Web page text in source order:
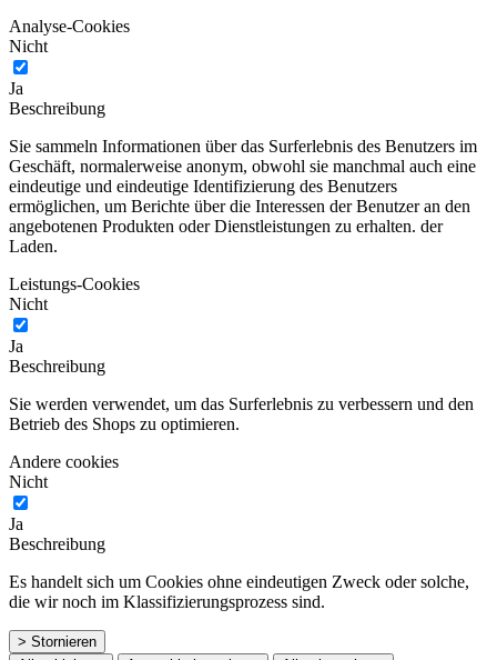
Analyse-Cookies
Nicht
Ja
Beschreibung
Sie sammeln Informationen über das Surferlebnis des Benutzers im
Geschäft, normalerweise anonym, obwohl sie manchmal auch eine
eindeutige und eindeutige Identifizierung des Benutzers
ermöglichen, um Berichte über die Interessen der Benutzer an den
angebotenen Produkten oder Dienstleistungen zu erhalten. der
Laden.
Leistungs-Cookies
Nicht
Ja
Beschreibung
Sie werden verwendet, um das Surferlebnis zu verbessern und den
Betrieb des Shops zu optimieren.
Andere cookies
Nicht
Ja
Beschreibung
Es handelt sich um Cookies ohne eindeutigen Zweck oder solche,
die wir noch im Klassifizierungsprozess sind.
> Stornieren